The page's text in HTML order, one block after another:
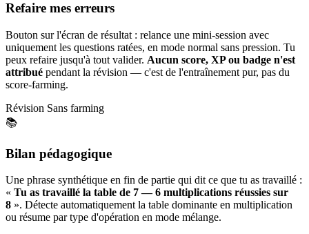
Refaire mes erreurs
Bouton sur l'écran de résultat : relance une mini-session avec
uniquement les questions ratées, en mode normal sans pression. Tu
peux refaire jusqu'à tout valider. Aucun score, XP ou badge n'est
attribué pendant la révision — c'est de l'entraînement pur, pas du
score-farming.
Révision Sans farming
📚
Bilan pédagogique
Une phrase synthétique en fin de partie qui dit ce que tu as travaillé :
« Tu as travaillé la table de 7 — 6 multiplications réussies sur
8 ». Détecte automatiquement la table dominante en multiplication
ou résume par type d'opération en mode mélange.